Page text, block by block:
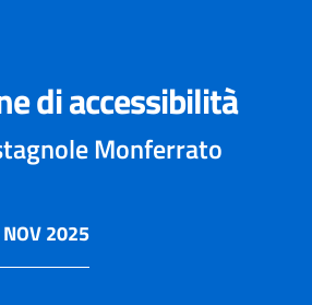
di accessibilità
Monferrato
2025